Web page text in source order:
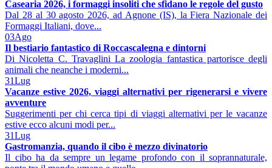
Casearia 2026, i formaggi insoliti che sfidano le regole del gusto
Dal 28 al 30 agosto 2026, ad Agnone (IS), la Fiera Nazionale dei
Formaggi Italiani, dove...
03Ago
Il bestiario fantastico di Roccascalegna e dintorni
Di Nicoletta C. Travaglini La zoologia fantastica partorisce degli
animali che neanche i moderni...
31Lug
Vacanze estive 2026, viaggi alternativi per rigenerarsi e vivere
avventure
Suggerimenti per chi cerca tipi di viaggi alternativi per le vacanze
estive ecco alcuni modi per...
31Lug
Gastromanzia, quando il cibo è mezzo divinatorio
Il cibo ha da sempre un legame profondo con il soprannaturale,